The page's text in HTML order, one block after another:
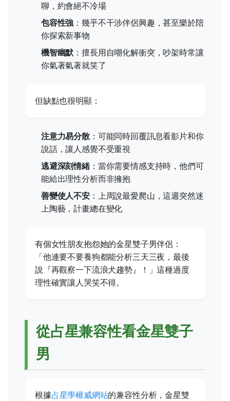
聊，約會絕不冷場
包容性強 ：幾乎不干涉伴侶興趣，甚至樂於陪
你探索新事物
機智幽默 ：擅長用自嘲化解衝突，吵架時常讓
你氣著氣著就笑了
但缺點也很明顯：
注意力易分散：可能同時回覆訊息看影片和你
說話，讓人感覺不受重視
逃避深刻情緒：當你需要情感支持時，他們可
能給出理性分析而非擁抱
善變使人不安：上周說最愛爬山，這週突然迷
上陶藝，計畫總在變化
有個女性朋友抱怨她的金星雙子男伴侶：
「他連要不要養狗都能分析三天三夜，最後
說『再觀察一下流浪犬趨勢』！」這種過度
理性確實讓人哭笑不得。
從占星兼容性看金星雙子
男
根據占星學權威網站的兼容性分析，金星雙